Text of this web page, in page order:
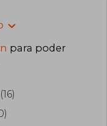
para poder